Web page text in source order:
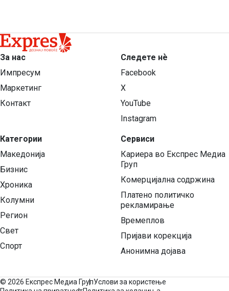
За нас
Импресум
Маркетинг
Контакт
Категории
Македонија
Бизнис
Хроника
Колумни
Регион
Свет
Спорт
Следете нѐ
Facebook
X
YouTube
Instagram
Сервиси
Кариера во Експрес Медиа
Груп
Комерцијална содржина
Платено политичко
рекламирање
Времеплов
Пријави корекција
Анонимна дојава
© 2026 Експрес Медиа ГрупУслови за користење